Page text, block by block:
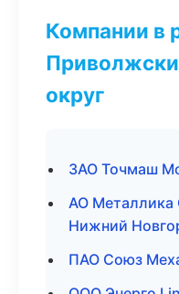
Компании в
округ
ЗАО Точмаш
АО
Нижний
ПАО Союз